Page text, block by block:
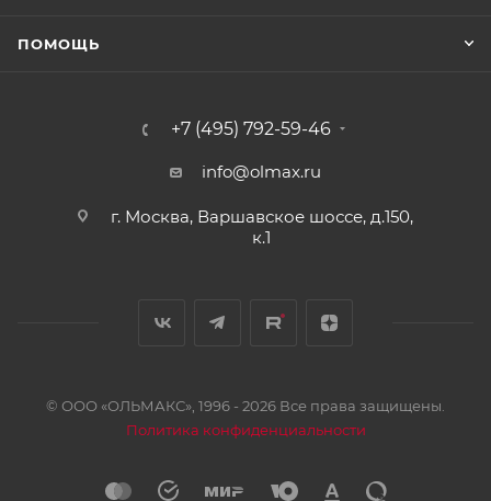
ПОМОЩЬ
+7 (495) 792-59-46
info@olmax.ru
г. Москва, Варшавское шоссе, д.150,
к.1
© ООО «ОЛЬМАКС», 1996 - 2026 Все права защищены.
Политика конфиденциальности